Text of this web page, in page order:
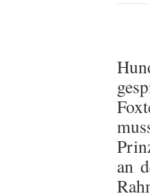
an